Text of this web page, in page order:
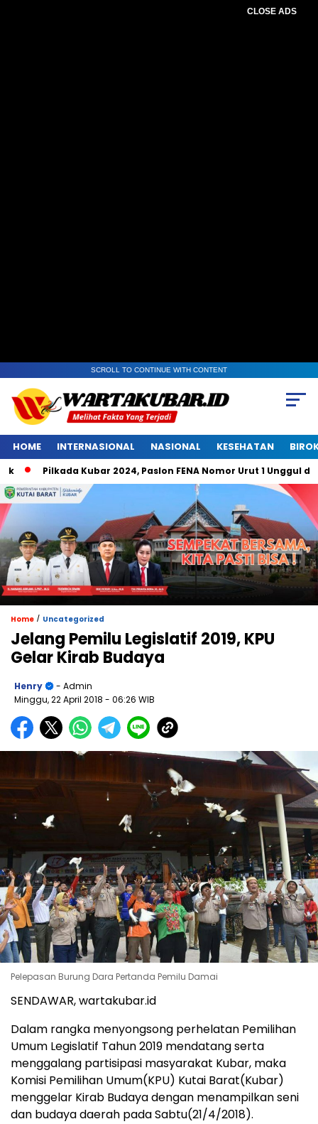
CLOSE ADS
SCROLL TO CONTINUE WITH CONTENT
HOME INTERNASIONAL NASIONAL KESEHATAN
Pilkada Kubar 2024, Paslon FENA Nomor Urut 1 Unggul di
Home / Uncategorized
Jelang Pemilu Legislatif 2019, KPU
Gelar Kirab Budaya
Henry
- Admin
Minggu, 22 April 2018 - 06:26 WIB
Pelepasan Burung Dara Pertanda Pemilu Damai
SENDAWAR, wartakubar.id
Dalam rangka menyongsong perhelatan Pemilihan
Umum Legislatif Tahun 2019 mendatang serta
menggalang partisipasi masyarakat Kubar, maka
Komisi Pemilihan Umum(KPU) Kutai Barat(Kubar)
menggelar Kirab Budaya dengan menampilkan seni
dan budaya daerah pada Sabtu(21/4/2018).